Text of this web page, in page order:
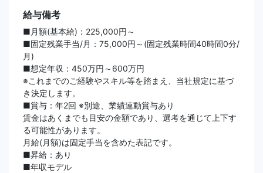
給与備考
■月額(基本給)：225,000円～
■固定残業手当/月：75,000円～(固定残業時間40時間0分/
月)
■想定年収：450万円～600万円
※これまでのご経験やスキル等を踏まえ、当社規定に基づ
き決定します。
■賞与：年2回 ※別途、業績連動賞与あり
賃金はあくまでも目安の金額であり、選考を通じて上下す
る可能性があります。
月給(月額)は固定手当を含めた表記です。
■昇給：あり
■年収モデル